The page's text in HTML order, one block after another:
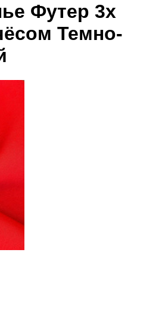
Футер 3х
Темно-